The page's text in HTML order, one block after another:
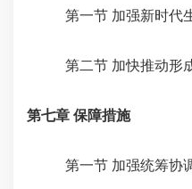
第一节 加强新时代
第二节 加快推动形
第七章 保障措施
第一节 加强统筹协